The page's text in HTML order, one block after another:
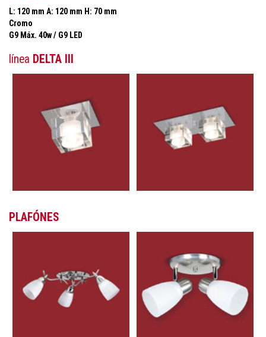
L: 120 mm A: 120 mm H: 70 mm
Cromo
G9 Máx. 40w / G9 LED
línea DELTA III
PLAFÓNES